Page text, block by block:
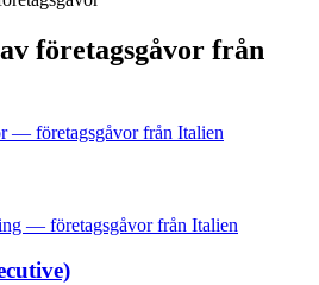
företagsgåvor från